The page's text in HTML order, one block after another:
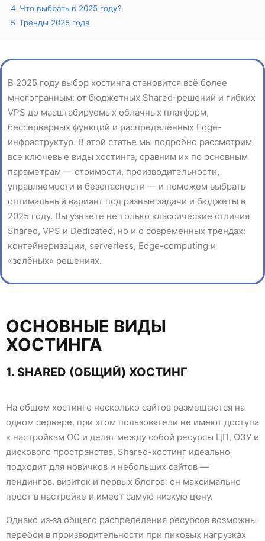
4 Что выбрать в 2025 году?
5 Тренды 2025 года
В 2025 году выбор хостинга становится всё более
многогранным: от бюджетных Shared-решений и гибких
VPS до масштабируемых облачных платформ,
бессерверных функций и распределённых Edge-
инфраструктур. В этой статье мы подробно рассмотрим
все ключевые виды хостинга, сравним их по основным
параметрам — стоимости, производительности,
управляемости и безопасности — и поможем выбрать
оптимальный вариант под разные задачи и бюджеты в
2025 году. Вы узнаете не только классические отличия
Shared, VPS и Dedicated, но и о современных трендах:
контейнеризации, serverless, Edge-computing и
«зелёных» решениях.
ОСНОВНЫЕ ВИДЫ
ХОСТИНГА
1. SHARED (ОБЩИЙ) ХОСТИНГ
На общем хостинге несколько сайтов размещаются на
одном сервере, при этом пользователи не имеют доступа
к настройкам ОС и делят между собой ресурсы ЦП, ОЗУ и
дискового пространства. Shared-хостинг идеально
подходит для новичков и небольших сайтов —
лендингов, визиток и первых блогов: он максимально
прост в настройке и имеет самую низкую цену.
Однако из‑за общего распределения ресурсов возможны
перебои в производительности при пиковых нагрузках